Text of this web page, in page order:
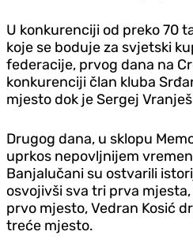
U konkurenciji od preko 70
koje se boduje za svjetski
federacije, prvog dana na
konkurenciji član kluba
mjesto dok je Sergej
Drugog dana, u sklopu
uprkos nepovljnijem
Banjalučani su ostvarili
osvojivši sva tri prva
prvo mjesto, Vedran Kosić
treće mjesto.